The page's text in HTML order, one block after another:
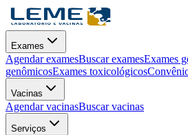
Exames
Agendar examesBuscar examesExames
genômicosExames toxicológicos
Vacinas
Agendar vacinasBuscar vacinas
Serviços